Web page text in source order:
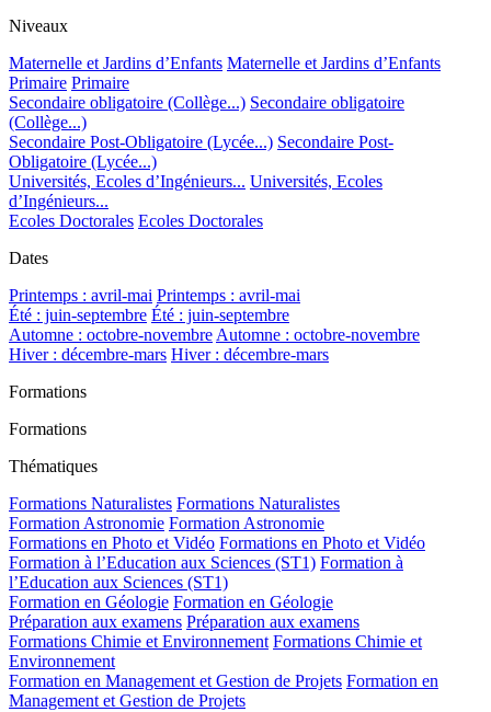
Niveaux
Maternelle et Jardins d’Enfants Maternelle et Jardins d’Enfants
Primaire Primaire
Secondaire obligatoire (Collège...) Secondaire obligatoire
(Collège...)
Secondaire Post-Obligatoire (Lycée...) Secondaire Post-
Obligatoire (Lycée...)
Universités, Ecoles d’Ingénieurs... Universités, Ecoles
d’Ingénieurs...
Ecoles Doctorales Ecoles Doctorales
Dates
Printemps : avril-mai Printemps : avril-mai
Été : juin-septembre Été : juin-septembre
Automne : octobre-novembreAutomne : octobre-novembre
Hiver : décembre-mars Hiver : décembre-mars
Formations
Formations
Thématiques
Formations Naturalistes Formations Naturalistes
Formation Astronomie Formation Astronomie
Formations en Photo et Vidéo Formations en Photo et Vidéo
Formation à l’Education aux Sciences (ST1) Formation à
l’Education aux Sciences (ST1)
Formation en Géologie Formation en Géologie
Préparation aux examens Préparation aux examens
Formations Chimie et Environnement Formations Chimie et
Environnement
Formation en Management et Gestion de Projets Formation en
Management et Gestion de Projets